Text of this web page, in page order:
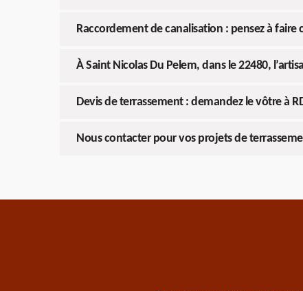
Raccordement de canalisation : pensez à faire
À Saint Nicolas Du Pelem, dans le 22480,
Devis de terrassement : demandez le vôtre à
Nous contacter pour vos projets de